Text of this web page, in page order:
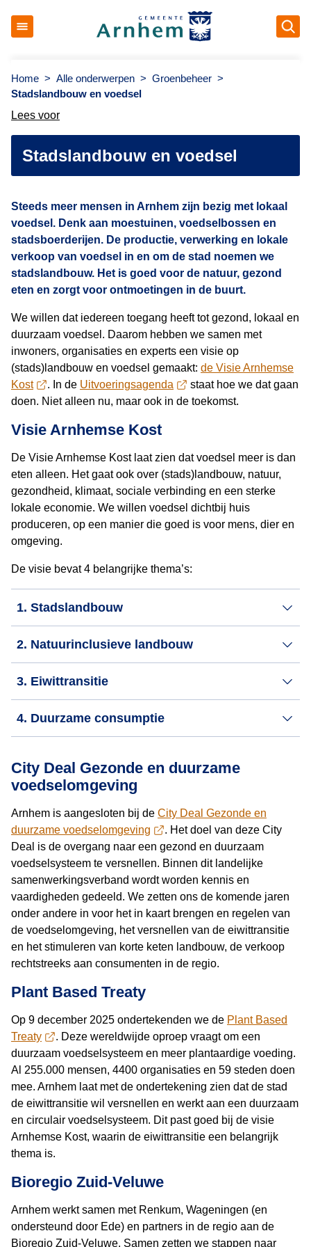
Home > Alle onderwerpen > Groenbeheer >
Stadslandbouw en voedsel
Lees voor
Stadslandbouw en voedsel
Steeds meer mensen in Arnhem zijn bezig met lokaal
voedsel. Denk aan moestuinen, voedselbossen en
stadsboerderijen. De productie, verwerking en lokale
verkoop van voedsel in en om de stad noemen we
stadslandbouw. Het is goed voor de natuur, gezond
eten en zorgt voor ontmoetingen in de buurt.
We willen dat iedereen toegang heeft tot gezond, lokaal en
duurzaam voedsel. Daarom hebben we samen met
inwoners, organisaties en experts een visie op
(stads)landbouw en voedsel gemaakt: de Visie Arnhemse
Kost
. In de Uitvoeringsagenda
staat hoe we dat gaan
doen. Niet alleen nu, maar ook in de toekomst.
Visie Arnhemse Kost
De Visie Arnhemse Kost laat zien dat voedsel meer is dan
eten alleen. Het gaat ook over (stads)landbouw, natuur,
gezondheid, klimaat, sociale verbinding en een sterke
lokale economie. We willen voedsel dichtbij huis
produceren, op een manier die goed is voor mens, dier en
omgeving.
De visie bevat 4 belangrijke thema’s:
1. Stadslandbouw
2. Natuurinclusieve landbouw
3. Eiwittransitie
4. Duurzame consumptie
City Deal Gezonde en duurzame
voedselomgeving
Arnhem is aangesloten bij de City Deal Gezonde en
duurzame voedselomgeving
. Het doel van deze City
Deal is de overgang naar een gezond en duurzaam
voedselsysteem te versnellen. Binnen dit landelijke
samenwerkingsverband wordt worden kennis en
vaardigheden gedeeld. We zetten ons de komende jaren
onder andere in voor het in kaart brengen en regelen van
de voedselomgeving, het versnellen van de eiwittransitie
en het stimuleren van korte keten landbouw, de verkoop
rechtstreeks aan consumenten in de regio.
Plant Based Treaty
Op 9 december 2025 ondertekenden we de Plant Based
Treaty
. Deze wereldwijde oproep vraagt om een
duurzaam voedselsysteem en meer plantaardige voeding.
Al 255.000 mensen, 4400 organisaties en 59 steden doen
mee. Arnhem laat met de ondertekening zien dat de stad
de eiwittransitie wil versnellen en werkt aan een duurzaam
en circulair voedselsysteem. Dit past goed bij de visie
Arnhemse Kost, waarin de eiwittransitie een belangrijk
thema is.
Bioregio Zuid-Veluwe
Arnhem werkt samen met Renkum, Wageningen (en
ondersteund door Ede) en partners in de regio aan de
Bioregio Zuid‑Veluwe. Samen zetten we stappen naar